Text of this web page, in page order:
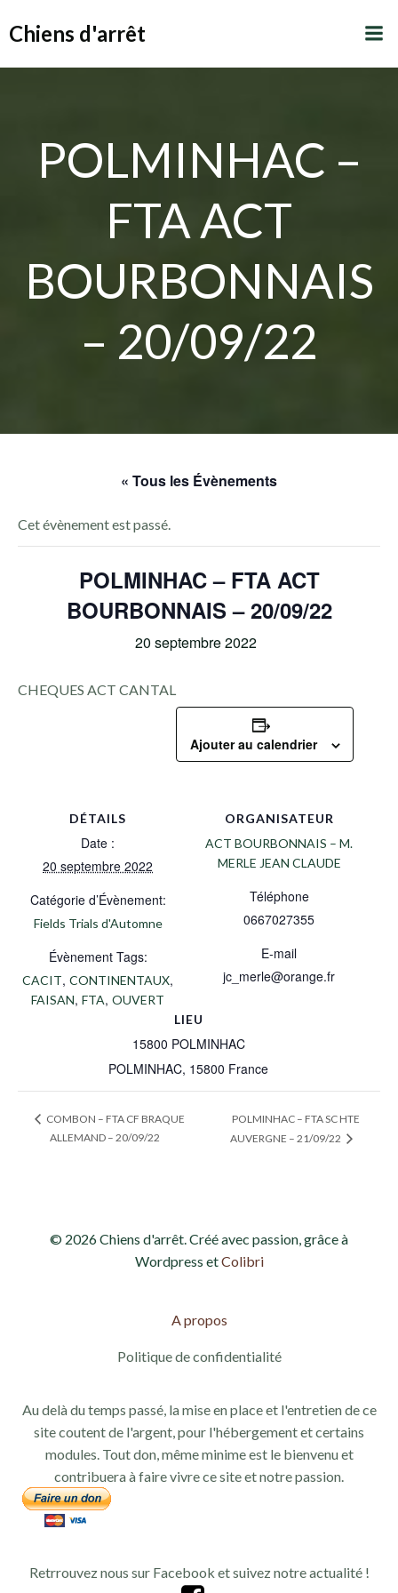
Chiens d'arrêt
POLMINHAC –
FTA ACT
BOURBONNAIS
– 20/09/22
« Tous les Évènements
Cet évènement est passé.
POLMINHAC – FTA ACT
BOURBONNAIS – 20/09/22
20 septembre 2022
CHEQUES ACT CANTAL
Ajouter au calendrier
DÉTAILS
Date :
20 septembre 2022
Catégorie d’Évènement:
Fields Trials d'Automne
Évènement Tags:
CACIT, CONTINENTAUX,
FAISAN, FTA, OUVERT
LIEU
15800 POLMINHAC
POLMINHAC, 15800 France
ORGANISATEUR
ACT BOURBONNAIS – M.
MERLE JEAN CLAUDE
Téléphone
0667027355
E-mail
jc_merle@orange.fr
COMBON – FTA CF BRAQUE
ALLEMAND – 20/09/22
POLMINHAC – FTA SC HTE
AUVERGNE – 21/09/22
© 2026 Chiens d'arrêt. Créé avec passion, grâce à
Wordpress etColibri
A propos
Politique de confidentialité
Au delà du temps passé, la mise en place et l'entretien de ce
site coutent de l'argent, pour l'hébergement et certains
modules. Tout don, même minime est le bienvenu et
contribuera à faire vivre ce site et notre passion.
Retrrouvez nous sur Facebook et suivez notre actualité !